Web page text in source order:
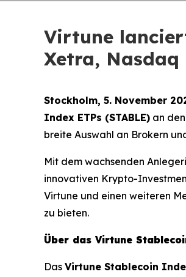
Virtune
Xetra,
Stockholm, 5. November
Index ETPs (STABLE) an
breite Auswahl an Brokern
Mit dem wachsenden
innovativen Krypto-
Virtune und einen weiteren
zu bieten.
Über das Virtune
Das Virtune Stablecoin